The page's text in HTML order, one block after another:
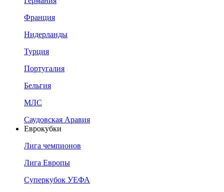
Франция
Нидерланды
Турция
Португалия
Бельгия
МЛС
Саудовская Аравия
Еврокубки
Лига чемпионов
Лига Европы
Суперкубок УЕФА